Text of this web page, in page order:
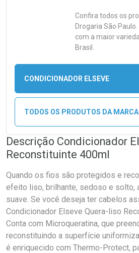
Confira todos os
Drogaria São
com a maior
Brasil.
CONDICIONADOR ELSEVE
TODOS OS PRODUTOS DA MARCA
Descrição Condicionador
Reconstituinte 400ml
Quando os fios são protegidos e
efeito liso, brilhante, sedoso e solto,
suave. Se você deseja ter cabelos
Condicionador Elseve Quera-liso
Conta com Microqueratina, que
reconstituindo a superfície
é enriquecido com Thermo-Protect,